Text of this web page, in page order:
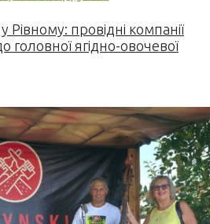
провідні компанії
головної ягідно-овочевої